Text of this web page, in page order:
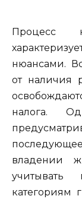
Процесс
нюансами.
от наличия
налога.
владении
учитывать
категориям